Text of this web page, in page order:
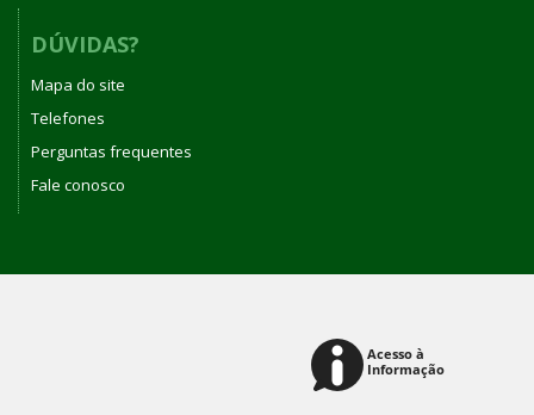
DÚVIDAS?
Mapa do site
Telefones
Perguntas frequentes
Fale conosco